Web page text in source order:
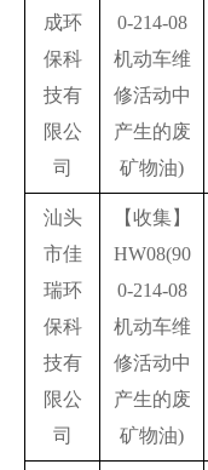
成环
保科
技有
限公
司
0-214-08
机动车维
修活动中
产生的废
矿物油)
汕头
市佳
瑞环
保科
技有
限公
司
【收集】
HW08(90
0-214-08
机动车维
修活动中
产生的废
矿物油)